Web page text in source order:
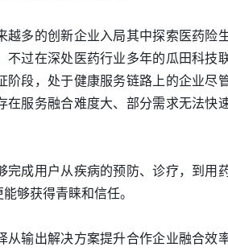
多的创新企业入局其中探索医药险
不过在深处医药行业多年的瓜田科技
阶段，处于健康服务链路上的企业尽
在服务融合难度大、部分需求无法快
成用户从疾病的预防、诊疗，到用
够获得青睐和信任。
输出解决方案提升合作企业融合效